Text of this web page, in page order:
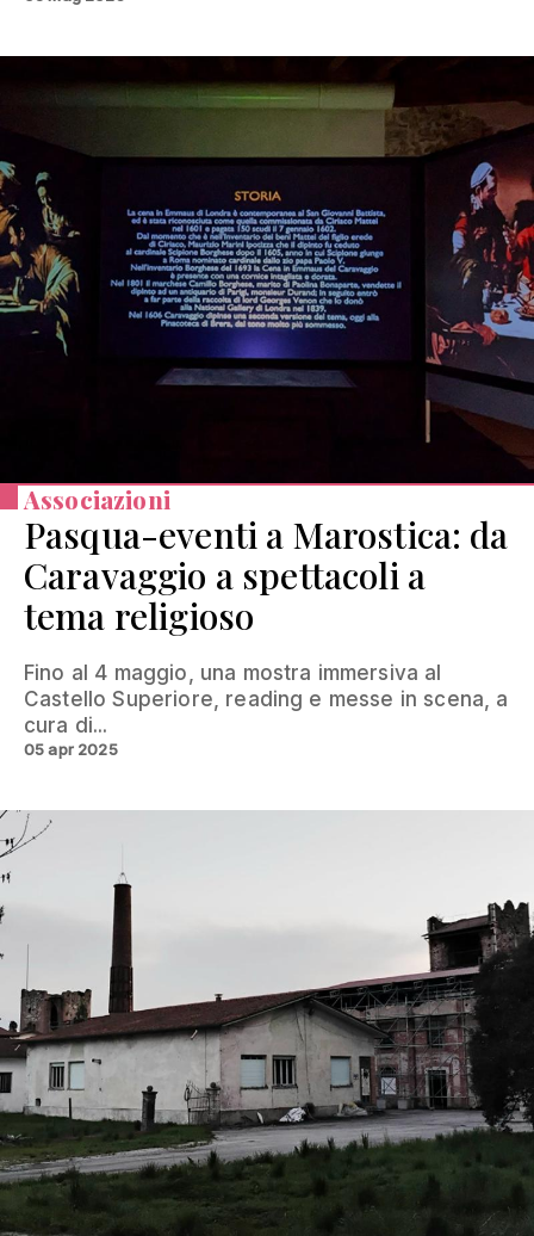
Associazioni
Pasqua-eventi a Marostica: da
Caravaggio a spettacoli a
tema religioso
Fino al 4 maggio, una mostra immersiva al
Castello Superiore, reading e messe in scena, a
cura di...
05 apr 2025